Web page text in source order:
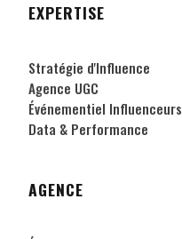
EXPERTISE
Stratégie d'Influence
Agence UGC
Événementiel Influenceurs
Data & Performance
AGENCE